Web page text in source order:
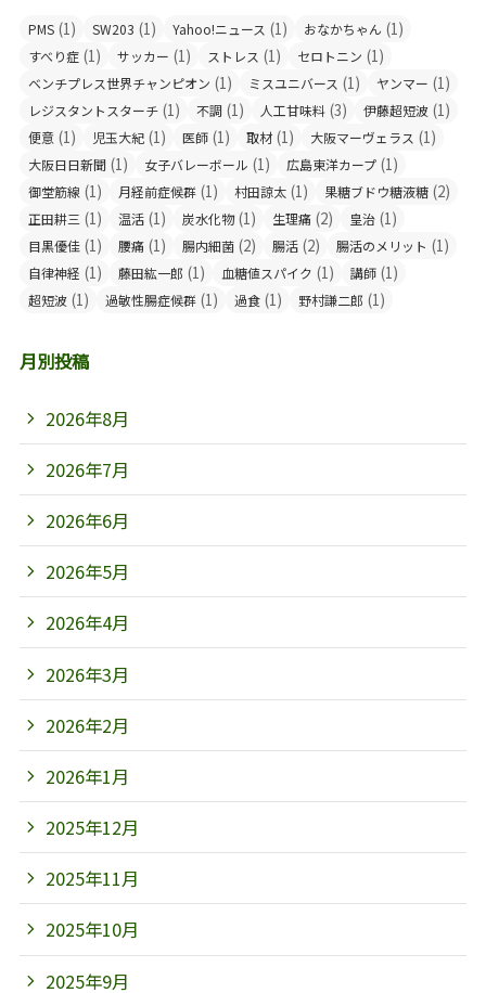
PMS (1) SW203 (1) Yahoo!ニュース (1) おなかちゃん (1)
すべり症 (1) サッカー (1) ストレス (1) セロトニン (1)
ベンチプレス世界チャンピオン (1) ミスユニバース (1) ヤンマー (1)
レジスタントスターチ (1) 不調 (1) 人工甘味料 (3) 伊藤超短波 (1)
便意 (1) 児玉大紀 (1) 医師 (1) 取材(1) 大阪マーヴェラス (1)
大阪日日新聞 (1) 女子バレーボール (1) 広島東洋カープ (1)
御堂筋線 (1) 月経前症候群 (1) 村田諒太 (1) 果糖ブドウ糖液糖 (2)
正田耕三 (1) 温活 (1) 炭水化物(1) 生理痛 (2) 皇治 (1)
目黒優佳 (1) 腰痛 (1) 腸内細菌 (2) 腸活 (2) 腸活のメリット (1)
自律神経 (1) 藤田紘一郎 (1) 血糖値スパイク (1) 講師 (1)
超短波 (1) 過敏性腸症候群 (1) 過食 (1) 野村謙二郎 (1)
月別投稿
2026年8月
2026年7月
2026年6月
2026年5月
2026年4月
2026年3月
2026年2月
2026年1月
2025年12月
2025年11月
2025年10月
2025年9月